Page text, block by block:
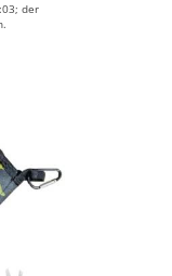
der